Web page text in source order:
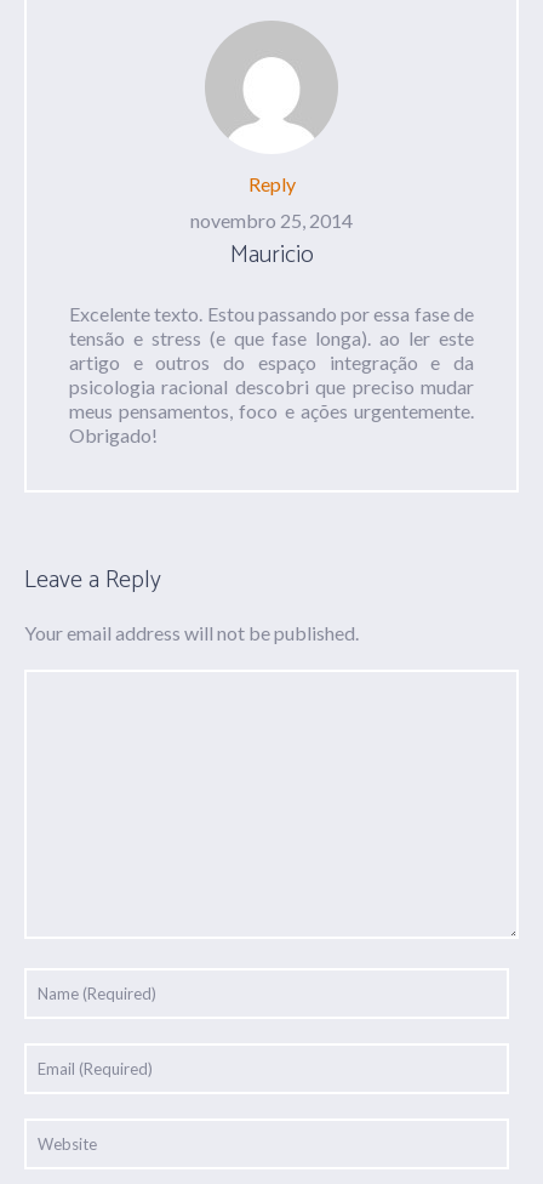
Reply
novembro 25, 2014
Mauricio
Excelente texto. Estou passando por essa fase de
tensão e stress (e que fase longa). ao ler este
artigo e outros do espaço integração e da
psicologia racional descobri que preciso mudar
meus pensamentos, foco e ações urgentemente.
Obrigado!
Leave a Reply
Your email address will not be published.